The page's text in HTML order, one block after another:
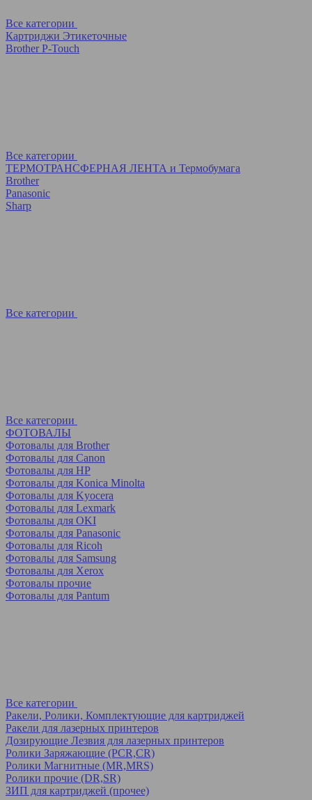
Все категории
Картриджи Этикеточные
Brother P-Touch
Все категории
ТЕРМОТРАНСФЕРНАЯ ЛЕНТА и Термобумага
Brother
Panasonic
Sharp
Все категории
Все категории
ФОТОВАЛЫ
Фотовалы для Brother
Фотовалы для Canon
Фотовалы для HP
Фотовалы для Koniсa Minolta
Фотовалы для Kyocera
Фотовалы для Lexmark
Фотовалы для OKI
Фотовалы для Panasonic
Фотовалы для Ricoh
Фотовалы для Samsung
Фотовалы для Xerox
Фотовалы прочие
Фотовалы для Pantum
Все категории
Ракели, Ролики, Комплектующие для картриджей
Ракели для лазерных принтеров
Дозирующие Лезвия для лазерных принтеров
Ролики Заряжающие (PCR,CR)
Ролики Магнитные (MR,MRS)
Ролики прочие (DR,SR)
ЗИП для картриджей (прочее)